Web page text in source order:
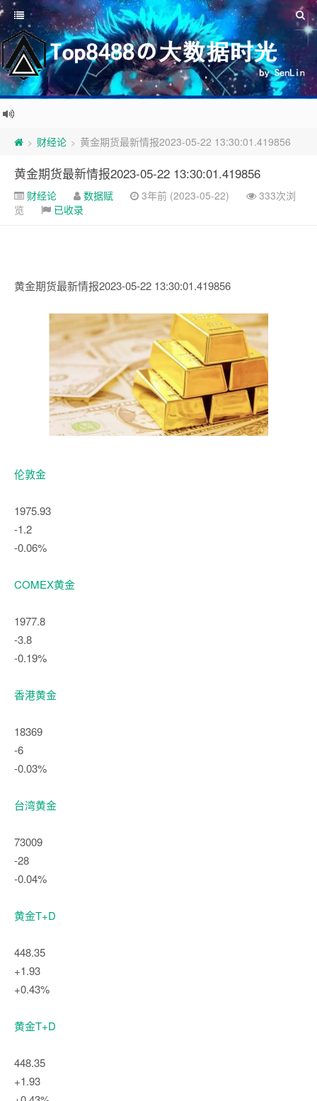
> 财经论 > 黄金期货最新情报2023-05-22 13:30:01.419856
黄金期货最新情报2023-05-22 13:30:01.419856
财经论 数据赋 3年前 (2023-05-22)
333次浏
览
已收录
黄金期货最新情报2023-05-22 13:30:01.419856
伦敦金
1975.93
-1.2
-0.06%
COMEX黄金
1977.8
-3.8
-0.19%
香港黄金
18369
-6
-0.03%
台湾黄金
73009
-28
-0.04%
黄金T+D
448.35
+1.93
+0.43%
黄金T+D
448.35
+1.93